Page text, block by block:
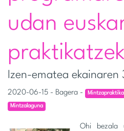
udan
Izen-ematea ekainaren
2020-06-15 - Bagera - Mintzapraktika
Mintzalaguna
Ohi bezala